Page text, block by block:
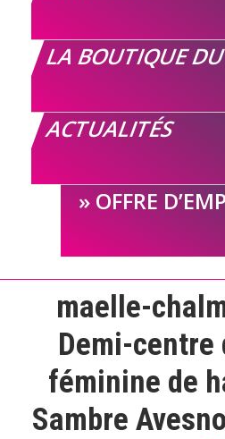
LA BOUTIQUE
ACTUALITÉS
OFFRE
maelle-
Demi-centre
féminine de
Sambre